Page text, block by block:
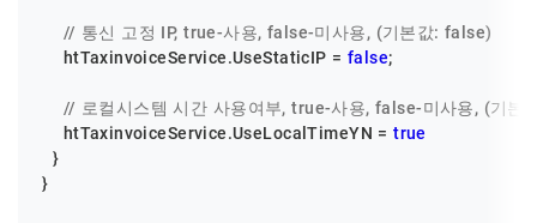
// 통신 고정 IP, true-사용, false-미사용, (기본값: false)
    htTaxinvoiceService.UseStaticIP =
false;
// 로컬시스템 시간 사용여부, true-사용, false-미사용, (기본
    htTaxinvoiceService.UseLocalTimeYN =
true
  }
}